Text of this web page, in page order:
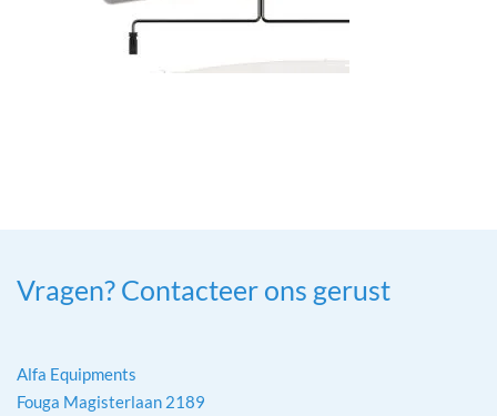
Vragen? Contacteer ons gerust
Alfa Equipments
Fouga Magisterlaan 2189